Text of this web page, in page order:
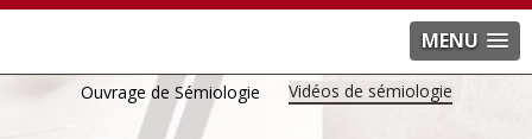
MENU
Ouvrage de Sémiologie Vidéos de sémiologie